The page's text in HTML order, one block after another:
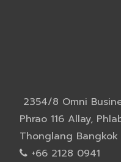
2354/8 Omni
Phrao 116 Allay,
Thonglang Bangkok
+66 2128 0941